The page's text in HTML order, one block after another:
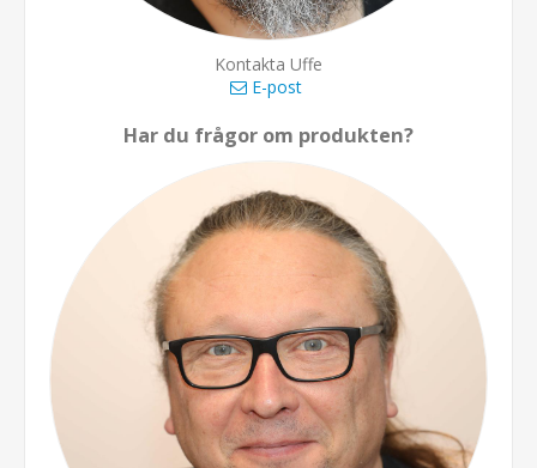
Kontakta Uffe
E-post
Har du frågor om produkten?